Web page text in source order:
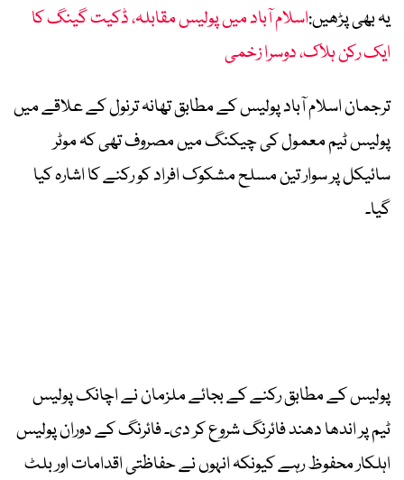
یہ بھی پڑھیں:اسلام آباد میں پولیس مقابلہ، ڈکیت گینگ کا
ایک رکن ہلاک، دوسرا زخمی
ترجمان اسلام آباد پولیس کے مطابق تھانہ ترنول کے علاقے میں
پولیس ٹیم معمول کی چیکنگ میں مصروف تھی کہ موٹر
سائیکل پر سوار تین مسلح مشکوک افراد کو رکنے کا اشارہ کیا
گیا۔
پولیس کے مطابق رکنے کے بجائے ملزمان نے اچانک پولیس
ٹیم پر اندھا دھند فائرنگ شروع کر دی۔ فائرنگ کے دوران پولیس
اہلکار محفوظ رہے کیونکہ انہوں نے حفاظتی اقدامات اور بلٹ